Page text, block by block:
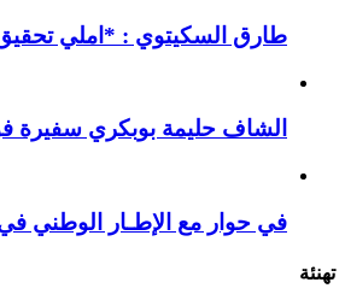
طارق السكيتوي : *املي
الشاف حليمة بوبكري سفيرة
في حوار مع الإطـار الوطني
تهنئة